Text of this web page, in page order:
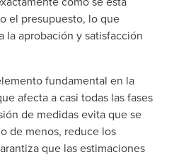
el presupuesto, lo que
la aprobación y satisfacción
fundamental en la
afecta a casi todas las fases
de medidas evita que se
de menos, reduce los
que las estimaciones